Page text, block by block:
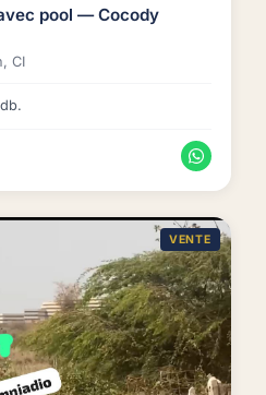
pool — Cocody
CI
VENTE